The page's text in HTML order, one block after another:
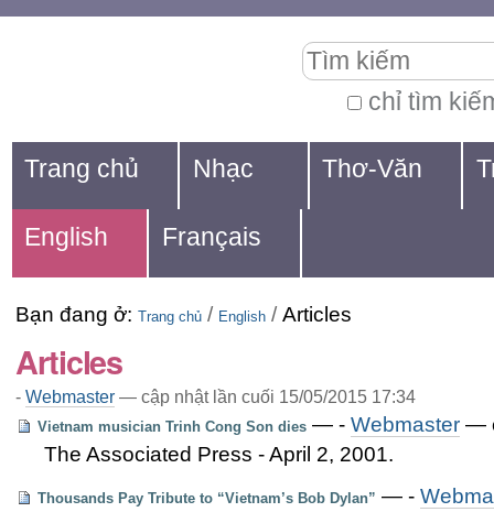
dung.
Chuyển
đến
mục
định
hướng
cá
nhân
chỉ tìm
kiếm
cao...
Navigation
Trang chủ Nhạc Thơ-Văn
English Français
Bạn đang ở: Trang chủ / English / Articles
Articles
- Webmaster — cập nhật lần cuối 15/05/2015 17:34
Vietnam musician Trinh Cong Son dies — - Webmaster —
The Associated Press - April 2, 2001.
Thousands Pay Tribute to “Vietnam’s Bob Dylan” — -